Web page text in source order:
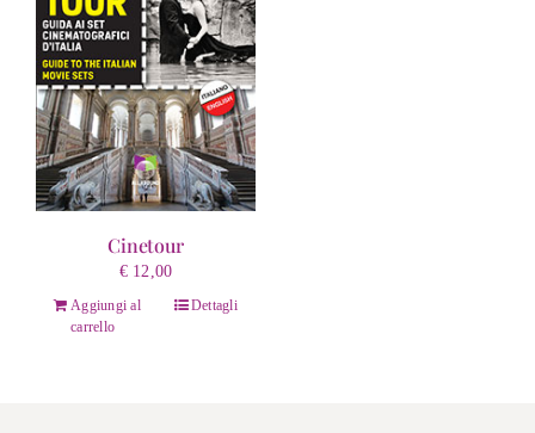
Cinetour
€12,00
Aggiungi al
carrello
Dettagli